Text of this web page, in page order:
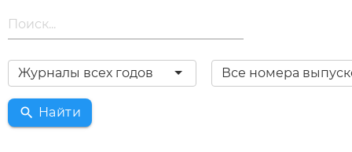
Журналы всех годов Все номера
search Найти